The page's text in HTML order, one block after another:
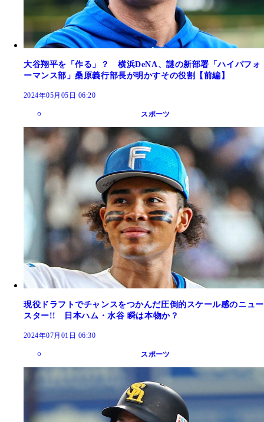
大谷翔平を「作る」？ 横浜DeNA、謎の新部署「ハイパフォ
ーマンス部」桑原義行部長が明かすその役割【前編】
2024年05月05日 06:20
スポーツ
現役ドラフトでチャンスをつかんだ圧倒的スケール感のニュー
スター!! 日本ハム・水谷 瞬は本物か？
2024年07月01日 06:30
スポーツ